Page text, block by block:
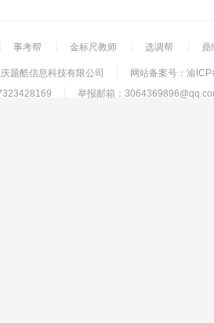
事考帮 金标尺教师 选调帮 鼎
题酷信息科技有限公司
网站备案号：渝
举报邮箱：